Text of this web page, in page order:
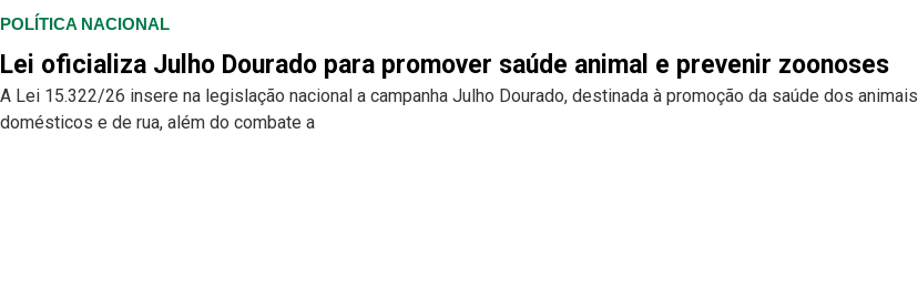
POLÍTICA NACIONAL
Lei oficializa Julho Dourado para promover saúde animal e prevenir zoonoses
A Lei 15.322/26 insere na legislação nacional a campanha Julho Dourado, destinada à promoção da saúde dos animais
domésticos e de rua, além do combate a